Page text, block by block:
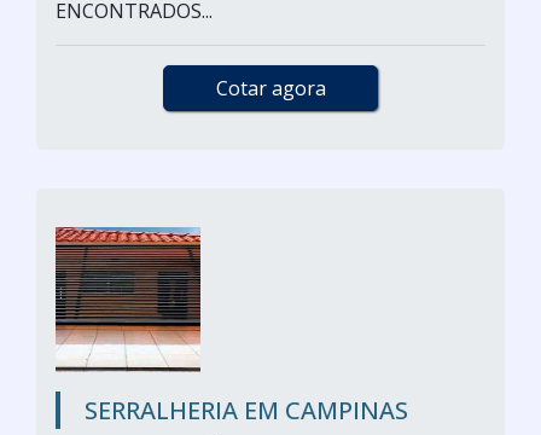
ENCONTRADOS...
Cotar agora
SERRALHERIA EM CAMPINAS